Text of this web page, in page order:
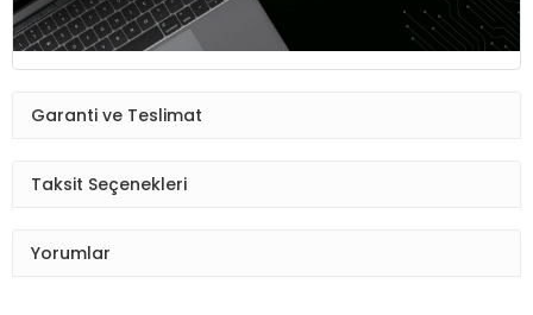
Garanti ve Teslimat
Taksit Seçenekleri
Yorumlar